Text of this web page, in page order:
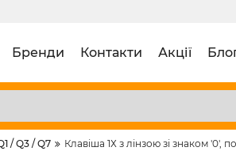
Бренди Контакти Акції
/ Q3 / Q7 Клавіша 1Х з лінзою зі знаком '0',